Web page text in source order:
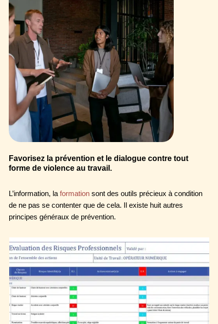
Favorisez la prévention et le dialogue contre tout
forme de violence au travail.
L’information, laformationsont des outils précieux à condition
de ne pas se contenter que de cela. Il existe huit autres
principes généraux de prévention.